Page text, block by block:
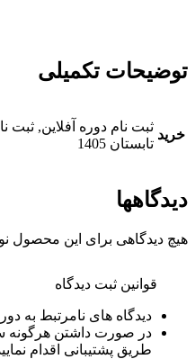
توضیحات تکمیلی
خرید
ثبت نام دوره آفلاین, ثبت
تابستان 1405
دیدگاهها
هیچ دیدگاهی برای این محصول
قوانین ثبت دیدگاه
دیدگاه های نامرتبط به
در صورت داشتن هرگونه
طریق پشتیبانی اقدام